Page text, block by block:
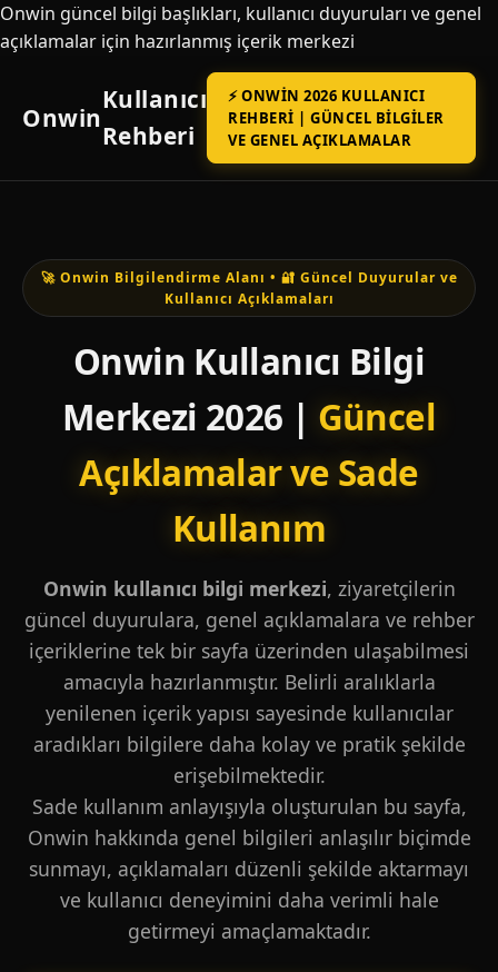
Onwin güncel bilgi başlıkları, kullanıcı duyuruları ve genel
açıklamalar için hazırlanmış içerik merkezi
Onwin
Kullanıcı
Rehberi
⚡ ONWIN 2026 KULLANICI
REHBERI | GÜNCEL BILGILER
VE GENEL AÇIKLAMALAR
🚀 Onwin Bilgilendirme Alanı • 🔐 Güncel Duyurular ve
Kullanıcı Açıklamaları
Onwin Kullanıcı Bilgi
Merkezi 2026 | Güncel
Açıklamalar ve Sade
Kullanım
Onwin kullanıcı bilgi merkezi, ziyaretçilerin
güncel duyurulara, genel açıklamalara ve rehber
içeriklerine tek bir sayfa üzerinden ulaşabilmesi
amacıyla hazırlanmıştır. Belirli aralıklarla
yenilenen içerik yapısı sayesinde kullanıcılar
aradıkları bilgilere daha kolay ve pratik şekilde
erişebilmektedir.
Sade kullanım anlayışıyla oluşturulan bu sayfa,
Onwin hakkında genel bilgileri anlaşılır biçimde
sunmayı, açıklamaları düzenli şekilde aktarmayı
ve kullanıcı deneyimini daha verimli hale
getirmeyi amaçlamaktadır.